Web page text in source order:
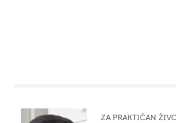
ZA PRAKTIČAN